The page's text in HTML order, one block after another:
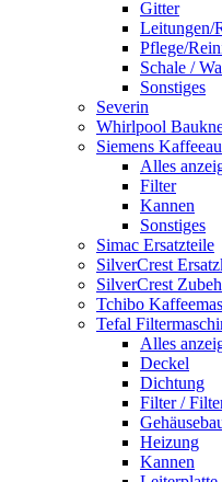
Gitter
Leitungen/
Pflege/
Schale /
Sonstiges
Severin
Whirlpool
Siemens
Alles
Filter
Kannen
Sonstiges
Simac Ersatzteile
SilverCrest
SilverCrest
Tchibo
Tefal
Alles
Deckel
Dichtung
Filter /
Heizung
Kannen